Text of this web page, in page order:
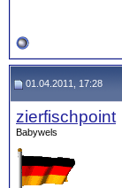
01.04.2011, 17:28
zierfischpoint
Babywels